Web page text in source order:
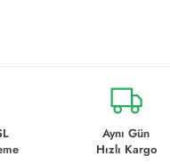
Aynı Gün
Hızlı Kargo